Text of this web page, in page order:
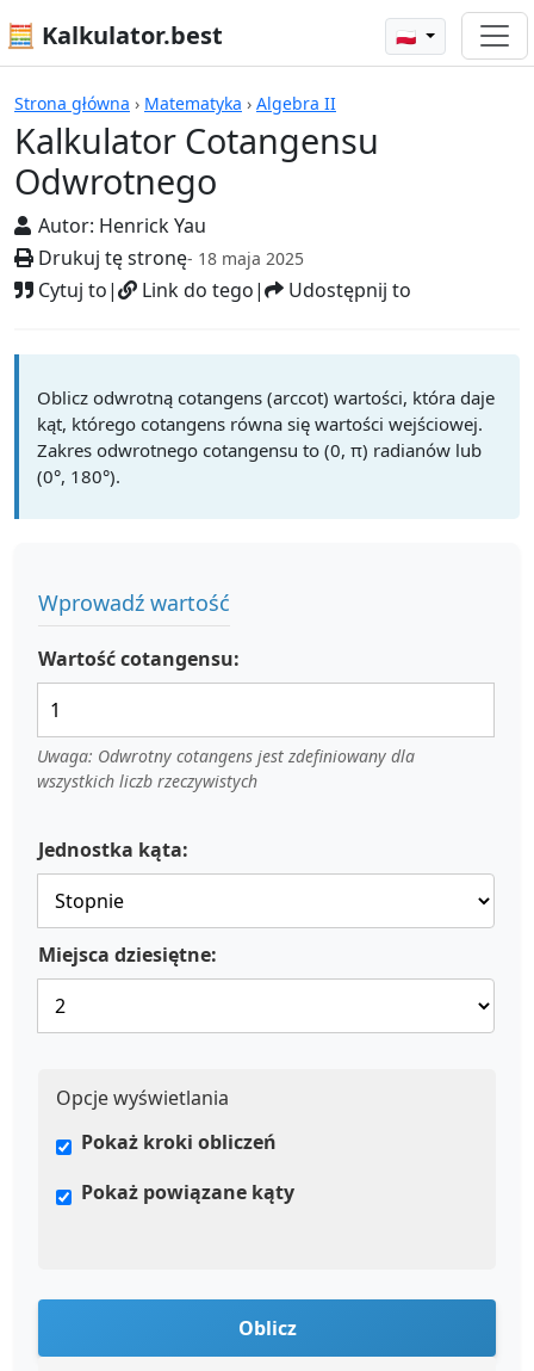
🧮 Kalkulator.best 🇵🇱
Strona główna › Matematyka › Algebra II
Kalkulator Cotangensu
Odwrotnego
Autor: Henrick Yau
Drukuj tę stronę- 18 maja 2025
Cytuj to| Link do tego| Udostępnij to
Kalkulatory
Oblicz odwrotną cotangens (arccot) wartości, która daje
kąt, którego cotangens równa się wartości wejściowej.
Zakres odwrotnego cotangensu to (0, π) radianów lub
(0°, 180°).
Wprowadź wartość
Wartość cotangensu:
Uwaga: Odwrotny cotangens jest zdefiniowany dla
wszystkich liczb rzeczywistych
Jednostka kąta:
Miejsca dziesiętne:
Opcje wyświetlania
Pokaż kroki obliczeń
Pokaż powiązane kąty
Oblicz